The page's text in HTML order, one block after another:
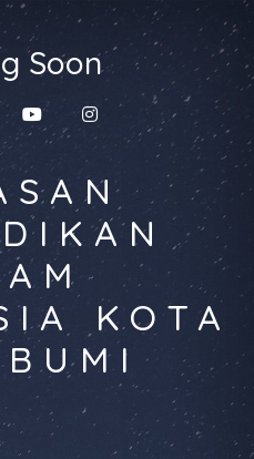
Soon
KOTA